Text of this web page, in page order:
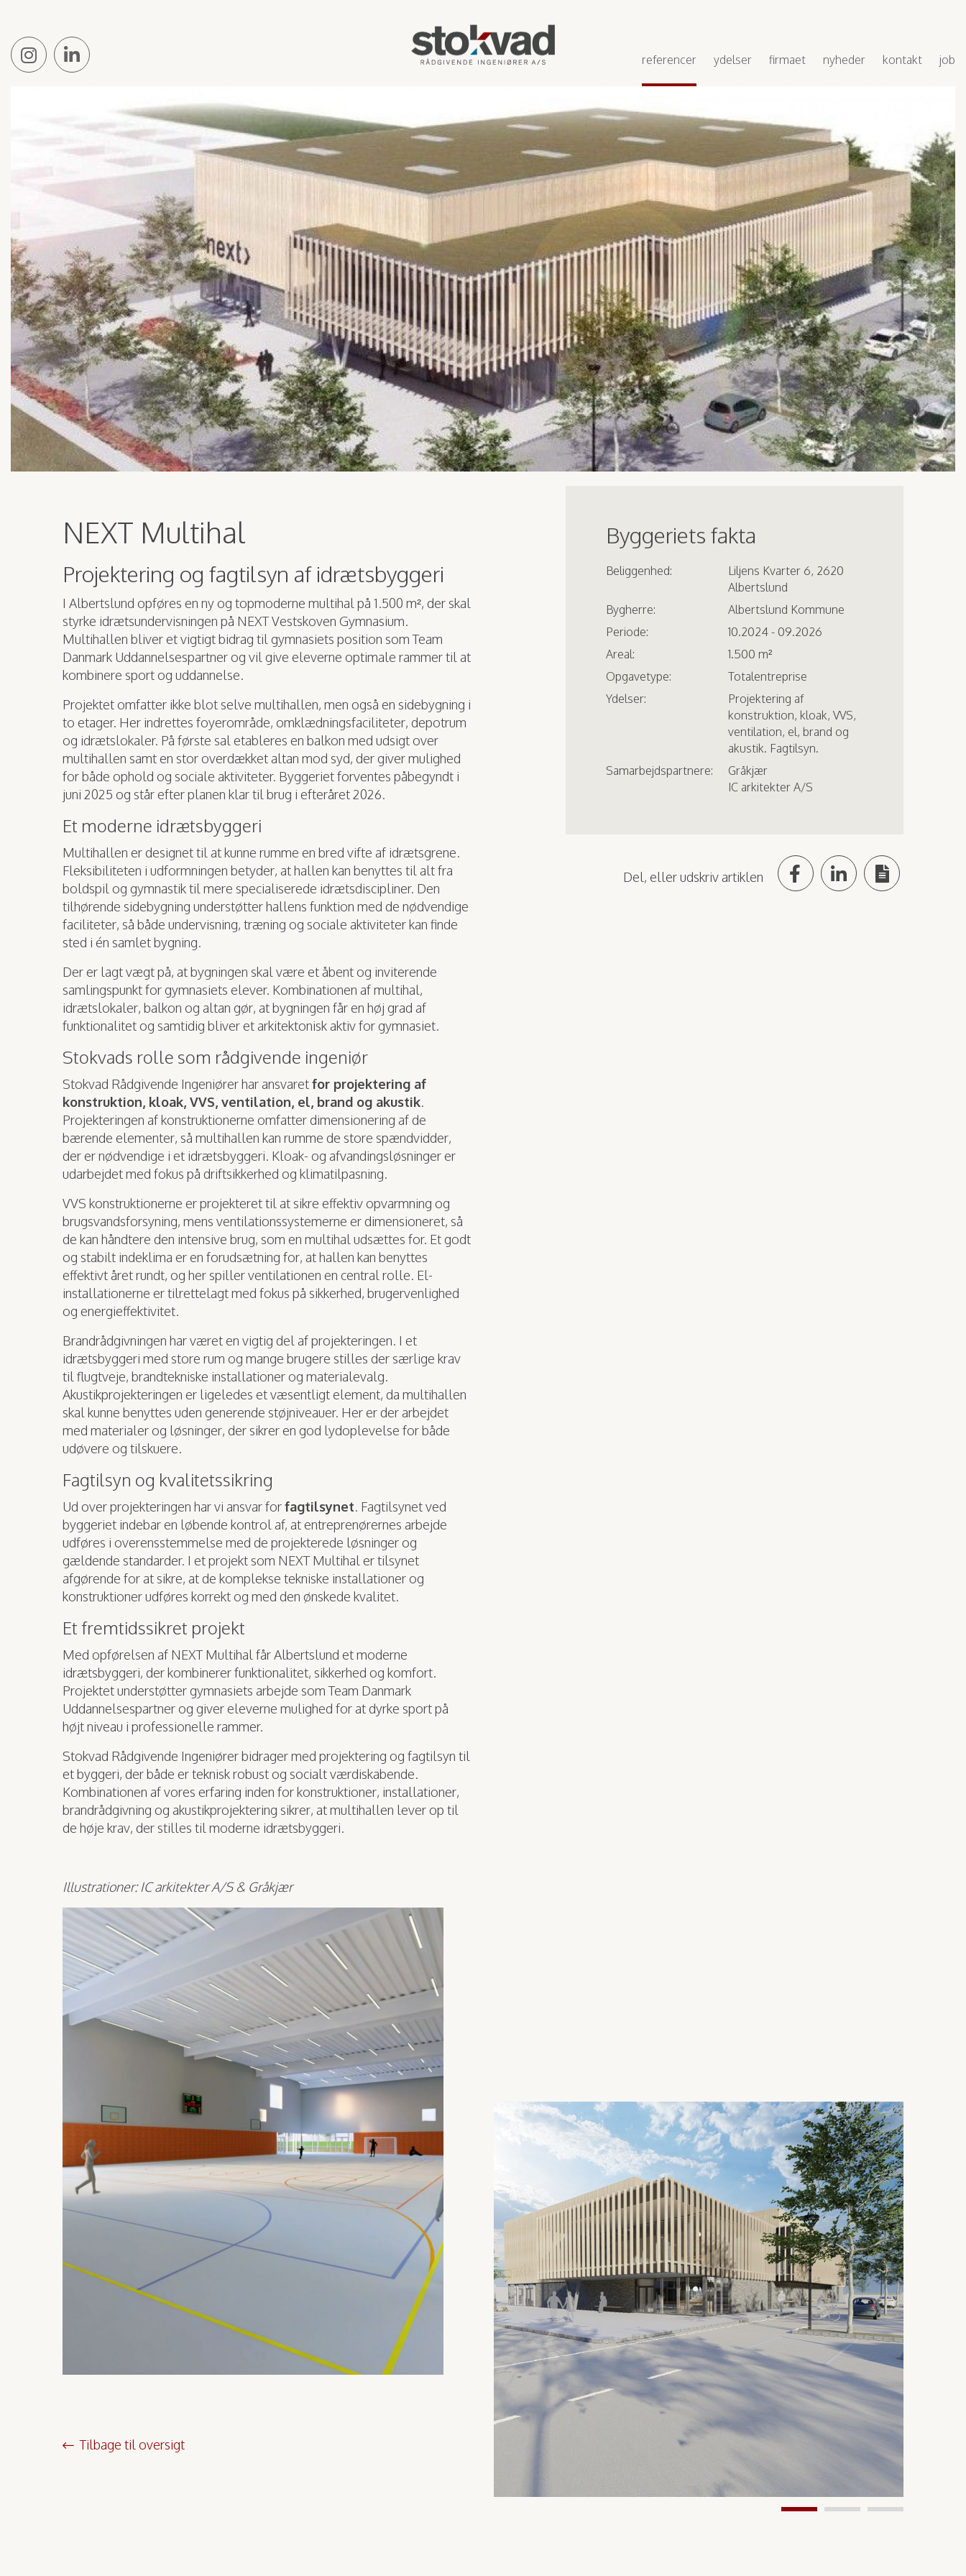
referencer ydelser firmaet nyheder kontakt job
NEXT Multihal
Projektering og fagtilsyn af idrætsbyggeri
I Albertslund opføres en ny og topmoderne multihal på 1.500 m², der skal
styrke idrætsundervisningen på NEXT Vestskoven Gymnasium.
Multihallen bliver et vigtigt bidrag til gymnasiets position som Team
Danmark Uddannelsespartner og vil give eleverne optimale rammer til at
kombinere sport og uddannelse.
Projektet omfatter ikke blot selve multihallen, men også en sidebygning i
to etager. Her indrettes foyerområde, omklædningsfaciliteter, depotrum
og idrætslokaler. På første sal etableres en balkon med udsigt over
multihallen samt en stor overdækket altan mod syd, der giver mulighed
for både ophold og sociale aktiviteter. Byggeriet forventes påbegyndt i
juni 2025 og står efter planen klar til brug i efteråret 2026.
Et moderne idrætsbyggeri
Multihallen er designet til at kunne rumme en bred vifte af idrætsgrene.
Fleksibiliteten i udformningen betyder, at hallen kan benyttes til alt fra
boldspil og gymnastik til mere specialiserede idrætsdiscipliner. Den
tilhørende sidebygning understøtter hallens funktion med de nødvendige
faciliteter, så både undervisning, træning og sociale aktiviteter kan finde
sted i én samlet bygning.
Der er lagt vægt på, at bygningen skal være et åbent og inviterende
samlingspunkt for gymnasiets elever. Kombinationen af multihal,
idrætslokaler, balkon og altan gør, at bygningen får en høj grad af
funktionalitet og samtidig bliver et arkitektonisk aktiv for gymnasiet.
Stokvads rolle som rådgivende ingeniør
Stokvad Rådgivende Ingeniører har ansvaretfor projektering af
konstruktion, kloak, VVS, ventilation, el, brand og akustik.
Projekteringen af konstruktionerne omfatter dimensionering af de
bærende elementer, så multihallen kan rumme de store spændvidder,
der er nødvendige i et idrætsbyggeri. Kloak- og afvandingsløsninger er
udarbejdet med fokus på driftsikkerhed og klimatilpasning.
VVS konstruktionerne er projekteret til at sikre effektiv opvarmning og
brugsvandsforsyning, mens ventilationssystemerne er dimensioneret, så
de kan håndtere den intensive brug, som en multihal udsættes for. Et godt
og stabilt indeklima er en forudsætning for, at hallen kan benyttes
effektivt året rundt, og her spiller ventilationen en central rolle. El-
installationerne er tilrettelagt med fokus på sikkerhed, brugervenlighed
og energieffektivitet.
Brandrådgivningen har været en vigtig del af projekteringen. I et
idrætsbyggeri med store rum og mange brugere stilles der særlige krav
til flugtveje, brandtekniske installationer og materialevalg.
Akustikprojekteringen er ligeledes et væsentligt element, da multihallen
skal kunne benyttes uden generende støjniveauer. Her er der arbejdet
med materialer og løsninger, der sikrer en god lydoplevelse for både
udøvere og tilskuere.
Fagtilsyn og kvalitetssikring
Ud over projekteringen har vi ansvar forfagtilsynet. Fagtilsynet ved
byggeriet indebar en løbende kontrol af, at entreprenørernes arbejde
udføres i overensstemmelse med de projekterede løsninger og
gældende standarder. I et projekt som NEXT Multihal er tilsynet
afgørende for at sikre, at de komplekse tekniske installationer og
konstruktioner udføres korrekt og med den ønskede kvalitet.
Et fremtidssikret projekt
Med opførelsen af NEXT Multihal får Albertslund et moderne
idrætsbyggeri, der kombinerer funktionalitet, sikkerhed og komfort.
Projektet understøtter gymnasiets arbejde som Team Danmark
Uddannelsespartner og giver eleverne mulighed for at dyrke sport på
højt niveau i professionelle rammer.
Stokvad Rådgivende Ingeniører bidrager med projektering og fagtilsyn til
et byggeri, der både er teknisk robust og socialt værdiskabende.
Kombinationen af vores erfaring inden for konstruktioner, installationer,
brandrådgivning og akustikprojektering sikrer, at multihallen lever op til
de høje krav, der stilles til moderne idrætsbyggeri.
Illustrationer: IC arkitekter A/S & Gråkjær
Byggeriets fakta
Beliggenhed:
Liljens Kvarter 6, 2620
Albertslund
Bygherre:
Albertslund Kommune
Periode:
10.2024 - 09.2026
Areal:
1.500 m²
Opgavetype:
Totalentreprise
Ydelser:
Projektering af
konstruktion, kloak, VVS,
ventilation, el, brand og
akustik. Fagtilsyn.
Samarbejdspartnere:
Gråkjær
IC arkitekter A/S
Del, eller udskriv artiklen
Tilbage til oversigt